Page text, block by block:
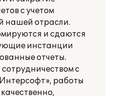
с учетом
нашей отрасли.
и сдаются
инстанции
отчеты.
с
работы